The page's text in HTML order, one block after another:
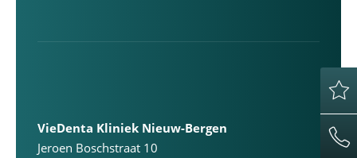
VieDenta Kliniek Nieuw-Bergen
Jeroen Boschstraat 10